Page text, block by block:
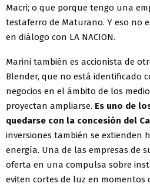
Macri; o que porque tengo una
testaferro de Maturano. Y eso no
en diálogo con LA NACION.
Marini también es accionista de
Blender, que no está identificado
negocios en el ámbito de los
proyectan ampliarse. Es uno de
quedarse con la concesión del
inversiones también se extienden
energía. Una de las empresas de
oferta en una compulsa sobre
eviten cortes de luz en momentos